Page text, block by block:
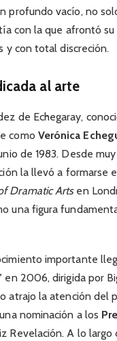
profundo vacío, no
con la que afrontó
y con total discreción.
al arte
de Echegaray,
como Verónica
de 1983. Desde
la llevó a formarse
Dramatic Artsen
una figura
importante
en 2006, dirigida por
atrajo la atención del
nominación a los
Revelación. A lo largo